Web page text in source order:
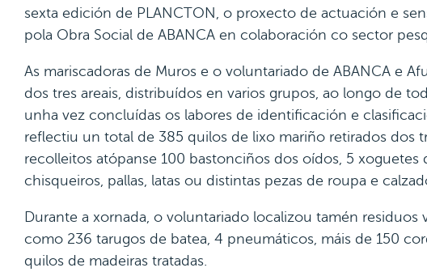
sexta edición de PLANCTON, o proxecto de actuación e
pola Obra Social de ABANCA en colaboración co sector
As mariscadoras de Muros e o voluntariado de ABANCA e
dos tres areais, distribuídos en varios grupos, ao longo de
unha vez concluídas os labores de identificación e
reflectiu un total de 385 quilos de lixo mariño retirados dos
recolleitos atópanse 100 bastonciños dos oídos, 5 xoguetes
chisqueiros, pallas, latas ou distintas pezas de roupa e
Durante a xornada, o voluntariado localizou tamén residuos
como 236 tarugos de batea, 4 pneumáticos, máis de 150
quilos de madeiras tratadas.